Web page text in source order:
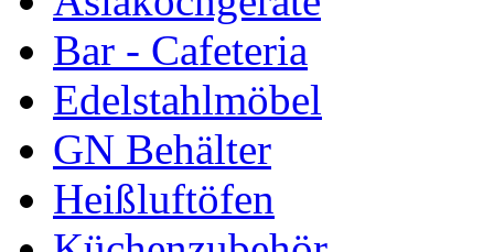
Bar - Cafeteria
Edelstahlmöbel
GN Behälter
Heißluftöfen